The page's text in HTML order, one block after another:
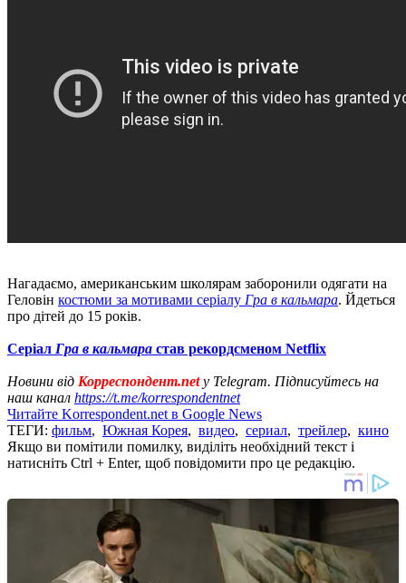
Нагадаємо, американським школярам заборонили одягати на
Геловін костюми за мотивами серіалу Гра в кальмара. Йдеться
про дітей до 15 років.
Серіал Гра в кальмара став рекордсменом Netflix
Новини від Корреспондент.netу Telegram. Підписуйтесь на
наш канал https://t.me/korrespondentnet
Читайте Korrespondent.net в Google News
ТЕГИ: фильм, Южная Корея, видео, сериал, трейлер, кино
Якщо ви помітили помилку, виділіть необхідний текст і
натисніть Ctrl + Enter, щоб повідомити про це редакцію.